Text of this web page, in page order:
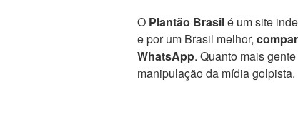
O Plantão Brasilé um site
e por um Brasil melhor,
WhatsApp. Quanto mais
manipulação da mídia golpista.